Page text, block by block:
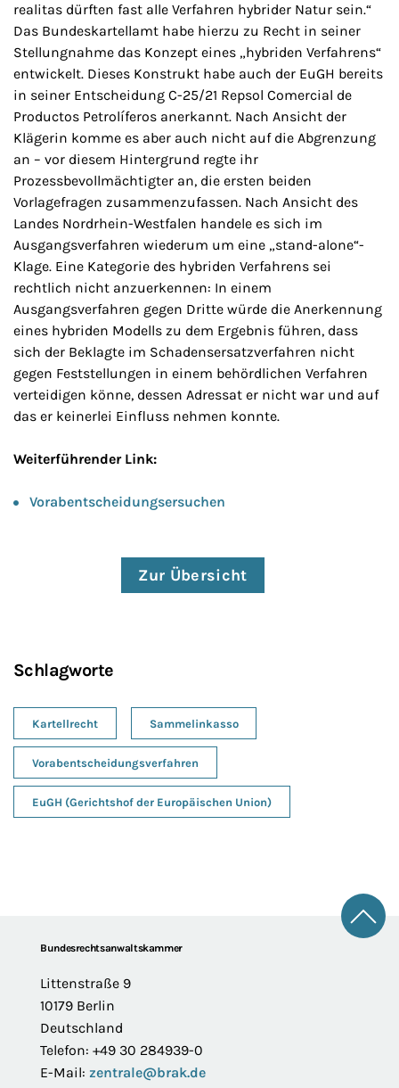
realitas dürften fast alle Verfahren hybrider Natur sein.“
Das Bundeskartellamt habe hierzu zu Recht in seiner
Stellungnahme das Konzept eines „hybriden Verfahrens“
entwickelt. Dieses Konstrukt habe auch der EuGH bereits
in seiner Entscheidung C-25/21 Repsol Comercial de
Productos Petrolíferos anerkannt. Nach Ansicht der
Klägerin komme es aber auch nicht auf die Abgrenzung
an – vor diesem Hintergrund regte ihr
Prozessbevollmächtigter an, die ersten beiden
Vorlagefragen zusammenzufassen. Nach Ansicht des
Landes Nordrhein-Westfalen handele es sich im
Ausgangsverfahren wiederum um eine „stand-alone“-
Klage. Eine Kategorie des hybriden Verfahrens sei
rechtlich nicht anzuerkennen: In einem
Ausgangsverfahren gegen Dritte würde die Anerkennung
eines hybriden Modells zu dem Ergebnis führen, dass
sich der Beklagte im Schadensersatzverfahren nicht
gegen Feststellungen in einem behördlichen Verfahren
verteidigen könne, dessen Adressat er nicht war und auf
das er keinerlei Einfluss nehmen konnte.
Weiterführender Link:
Vorabentscheidungsersuchen
Zur Übersicht
Schlagworte
Kartellrecht Sammelinkasso
Vorabentscheidungsverfahren
EuGH (Gerichtshof der Europäischen Union)
FooterBundesrechtsanwaltskammer
Littenstraße 9
10179 Berlin
Deutschland
Telefon: +49 30 284939-0
E-Mail: zentrale@brak.de